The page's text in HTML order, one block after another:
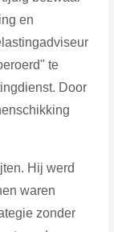
en
te
Door
Hij werd
waren
zonder